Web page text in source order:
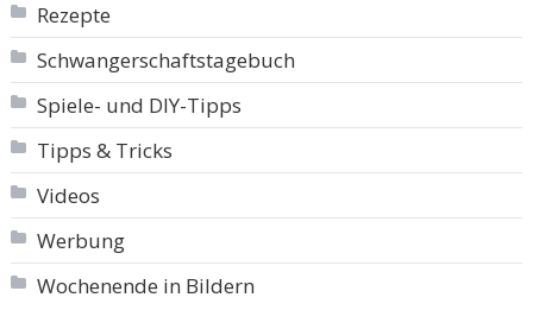
Rezepte
Schwangerschaftstagebuch
Spiele- und DIY-Tipps
Tipps & Tricks
Videos
Werbung
Wochenende in Bildern